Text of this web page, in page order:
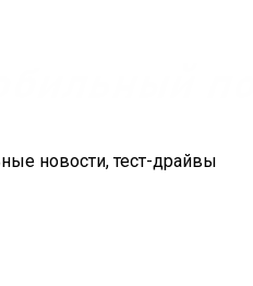
новости, тест-драйвы